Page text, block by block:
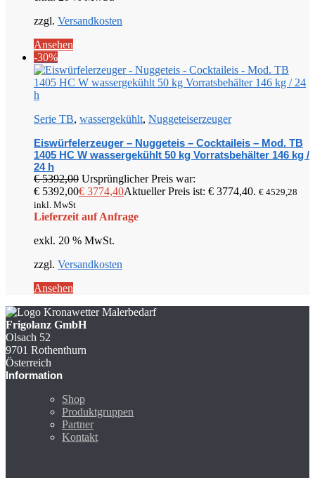
zzgl. Versandkosten
Ansehen
-30%
Serie TB, wassergekühlt, Nuggeteiserzeuger
Eiswürfelerzeuger – Nuggeteis – Cocktaileis – Mod. TB
1405 HC W wassergekühlt 50 kg Vorratsbehälter 146 kg /
24 h
€5392,00 Ursprünglicher Preis war:
€ 5392,00€ 3774,40Aktueller Preis ist: € 3774,40. € 4529,28
inkl. MwSt
Lieferzeit auf Anfrage
exkl. 20 % MwSt.
zzgl. Versandkosten
Ansehen
Frigolanz GmbH
Olsach 52
9701 Rothenthurn
Österreich
Information
Shop
Produktgruppen
Partner
Kontakt